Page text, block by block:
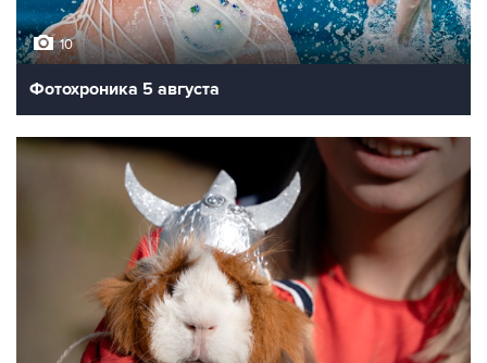
10
Фотохроника 5 августа